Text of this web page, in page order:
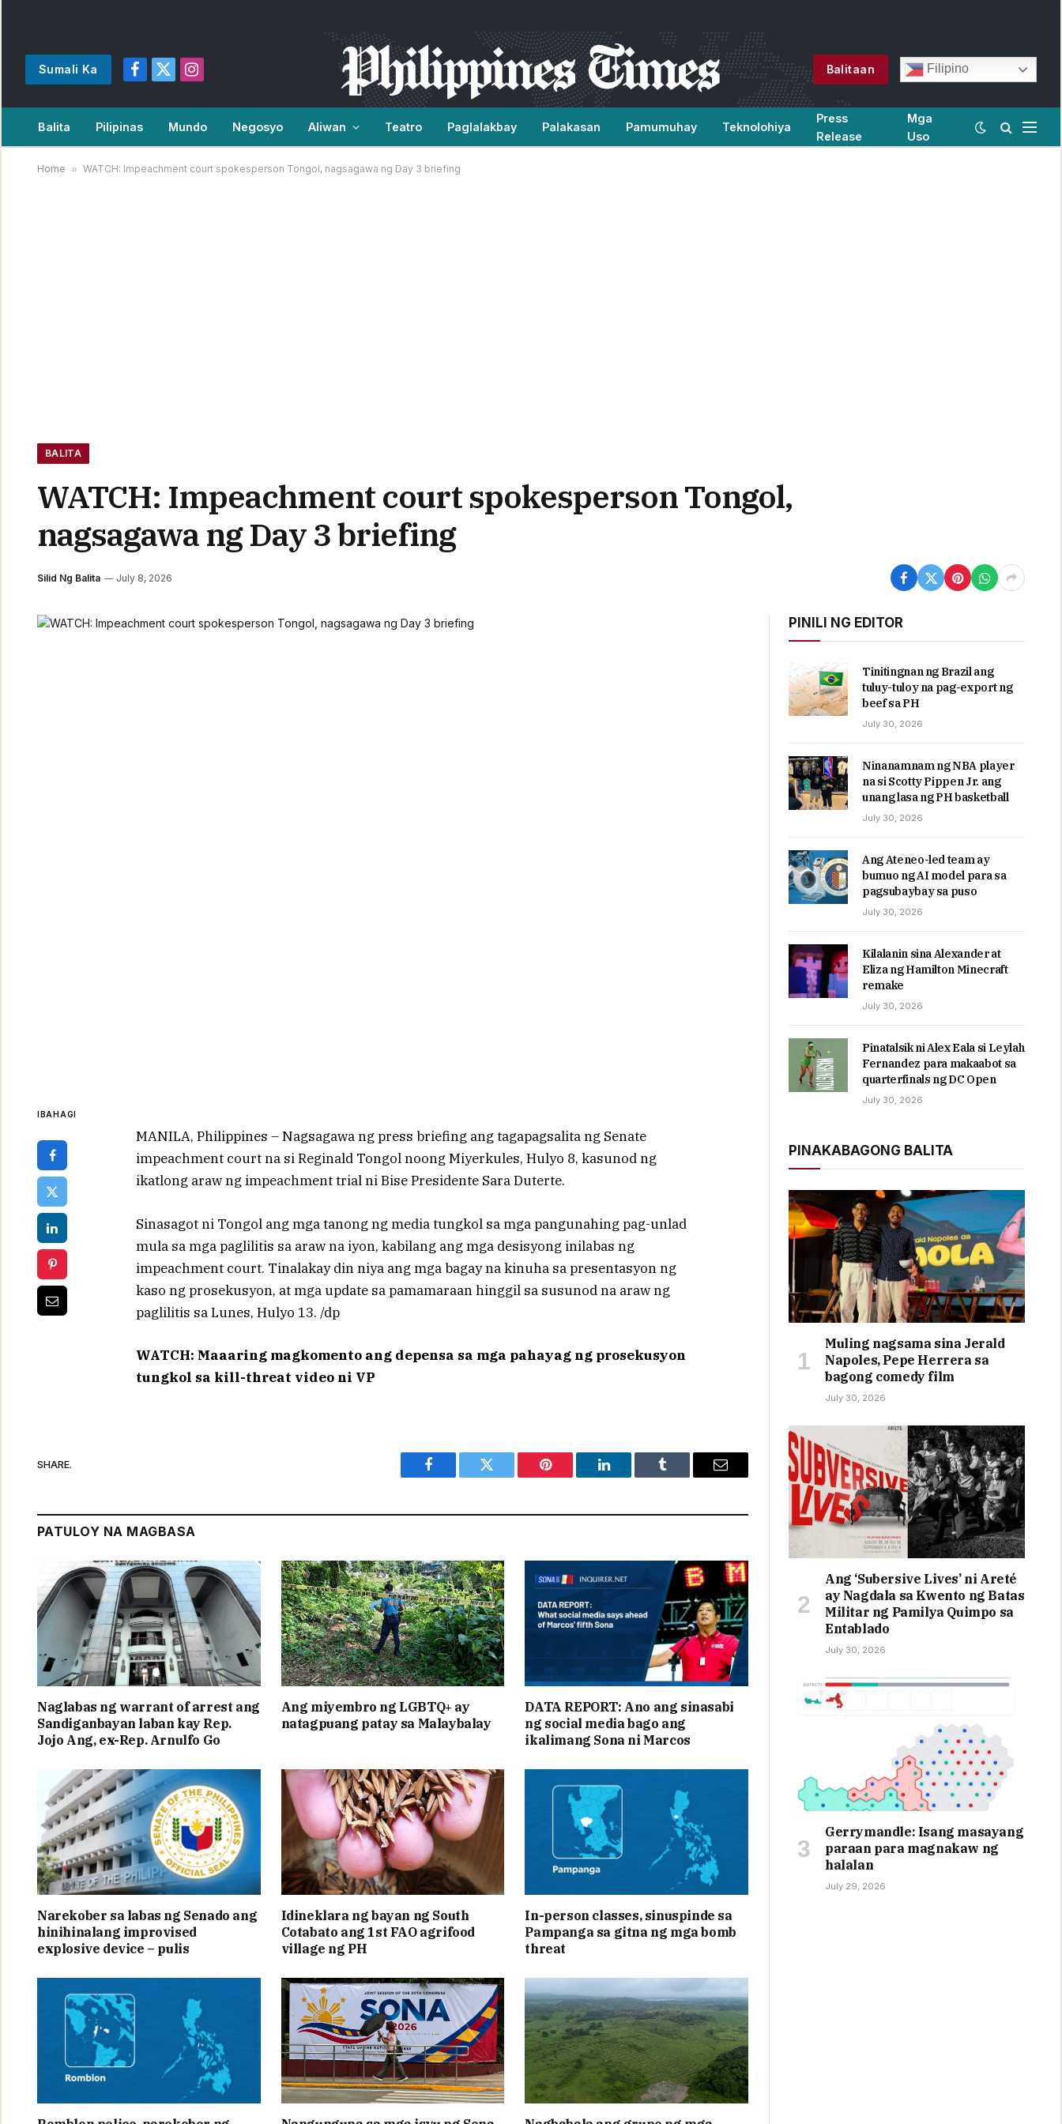
Sumali Ka
Facebook
X
Instagram
Balitaan Filipino
Balita Pilipinas Mundo Negosyo Aliwan Teatro Paglalakbay Palakasan Pamumuhay Teknolohiya
Press
Release
Mga
Uso
Home » WATCH: Impeachment court spokesperson Tongol, nagsagawa ng Day 3 briefing
BALITA
WATCH: Impeachment court spokesperson Tongol,
nagsagawa ng Day 3 briefing
Silid Ng Balita July 8, 2026
IBAHAGI
MANILA, Philippines – Nagsagawa ng press briefing ang tagapagsalita ng Senate
impeachment court na si Reginald Tongol noong Miyerkules, Hulyo 8, kasunod ng
ikatlong araw ng impeachment trial ni Bise Presidente Sara Duterte.
Sinasagot ni Tongol ang mga tanong ng media tungkol sa mga pangunahing pag-unlad
mula sa mga paglilitis sa araw na iyon, kabilang ang mga desisyong inilabas ng
impeachment court. Tinalakay din niya ang mga bagay na kinuha sa presentasyon ng
kaso ng prosekusyon, at mga update sa pamamaraan hinggil sa susunod na araw ng
paglilitis sa Lunes, Hulyo 13. /dp
WATCH: Maaaring magkomento ang depensa sa mga pahayag ng prosekusyon
tungkol sa kill-threat video ni VP
SHARE.
Facebook Twitter Pinterest LinkedIn Tumblr Email
PATULOY NA MAGBASA
Naglabas ng warrant of arrest ang
Sandiganbayan laban kay Rep.
Jojo Ang, ex-Rep. Arnulfo Go
Ang miyembro ng LGBTQ+ ay
natagpuang patay sa Malaybalay
DATA REPORT: Ano ang sinasabi
ng social media bago ang
ikalimang Sona ni Marcos
Narekober sa labas ng Senado ang
hinihinalang improvised
explosive device – pulis
Idineklara ng bayan ng South
Cotabato ang 1st FAO agrifood
village ng PH
In-person classes, sinuspinde sa
Pampanga sa gitna ng mga bomb
threat
PINILI NG EDITOR
Tinitingnan ng Brazil ang
tuluy-tuloy na pag-export ng
beef sa PH
July 30, 2026
Ninanamnam ng NBA player
na si Scotty Pippen Jr. ang
unang lasa ng PH basketball
July 30, 2026
Ang Ateneo-led team ay
bumuo ng AI model para sa
pagsubaybay sa puso
July 30, 2026
Kilalanin sina Alexander at
Eliza ng Hamilton Minecraft
remake
July 30, 2026
Pinatalsik ni Alex Eala si Leylah
Fernandez para makaabot sa
quarterfinals ng DC Open
July 30, 2026
PINAKABAGONG BALITA
Muling nagsama sina Jerald
Napoles, Pepe Herrera sa
bagong comedy film
July 30, 2026
Ang ‘Subersive Lives’ ni Areté
ay Nagdala sa Kwento ng Batas
Militar ng Pamilya Quimpo sa
Entablado
July 30, 2026
Gerrymandle: Isang masayang
paraan para magnakaw ng
halalan
July 29, 2026